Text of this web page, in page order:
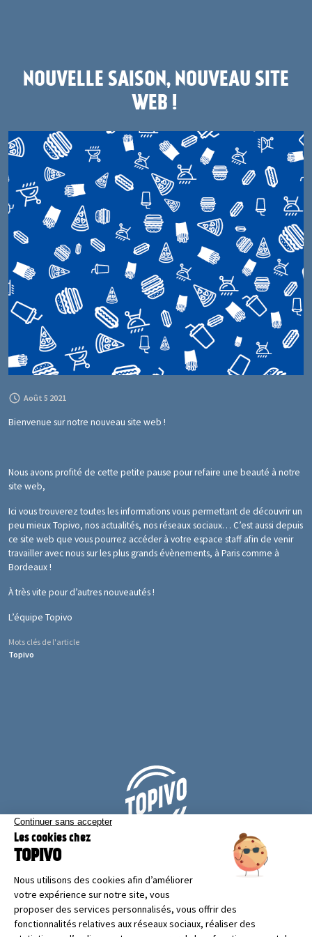
NOUVELLE SAISON, NOUVEAU SITE
WEB !
Août 5 2021
Bienvenue sur notre nouveau site web !
Nous avons profité de cette petite pause pour refaire une beauté à notre
site web,
Ici vous trouverez toutes les informations vous permettant de découvrir un
peu mieux Topivo, nos actualités, nos réseaux sociaux… C’est aussi depuis
ce site web que vous pourrez accéder à votre espace staff afin de venir
travailler avec nous sur les plus grands évènements, à Paris comme à
Bordeaux !
À très vite pour d’autres nouveautés !
L’équipe Topivo
Mots clés de l'article
Topivo
CONTACTEZ-NOUS !